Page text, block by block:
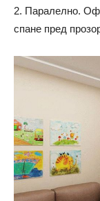
2. Паралелно.
спане пред